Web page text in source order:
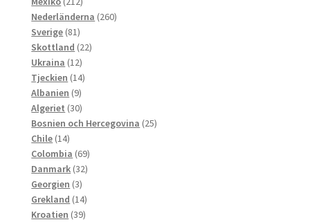
produkter
Nederländerna 260260
Sverige 8181
produkter
Skottland 2222
Ukraina 1212
produkter
Tjeckien 1414
Albanien 99
produkter
Algeriet 3030
produkter
Bosnien och Hercegovina 2525
Chile 1414
produkter
Colombia 6969
produkter
Danmark 3232
Georgien 33
produkter
Grekland 1414
produkter
Kroatien 3939